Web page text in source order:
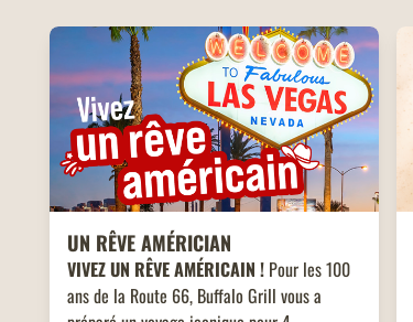
UN RÊVE AMÉRICIAN
VIVEZ UN RÊVE AMÉRICAIN ! Pour les 100
ans de la Route 66, Buffalo Grill vous a